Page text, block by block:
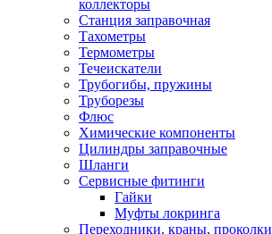
коллекторы
Станция заправочная
Тахометры
Термометры
Течеискатели
Трубогибы, пружины
Труборезы
Флюс
Химические компоненты
Цилиндры заправочные
Шланги
Сервисные фитинги
Гайки
Муфты локринга
Переходники, краны, проколки